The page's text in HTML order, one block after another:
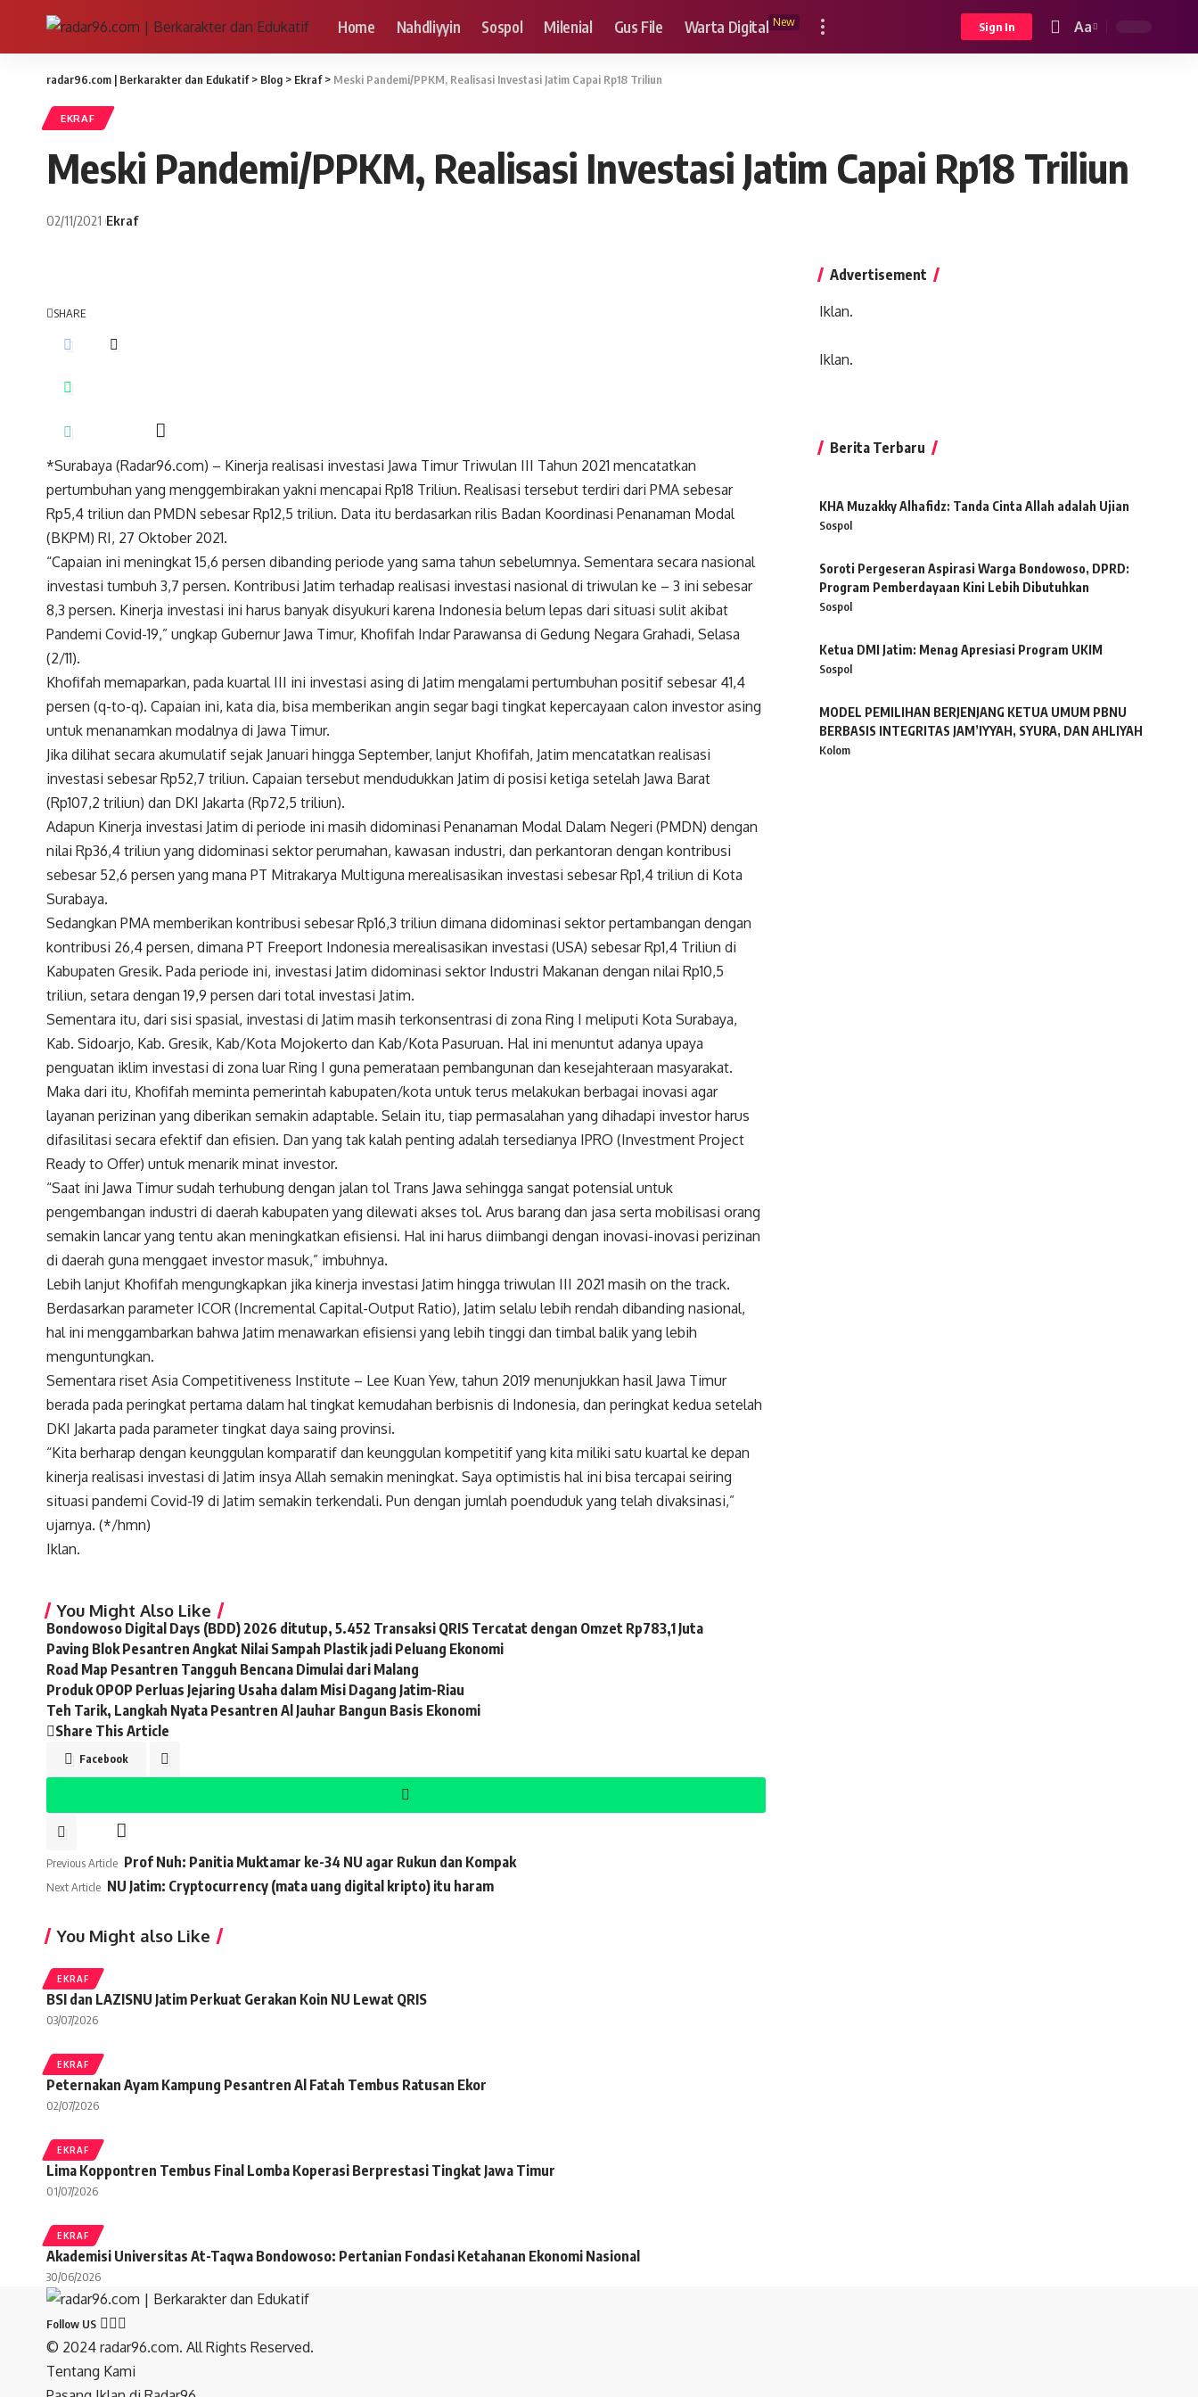
Home Nahdliyyin Sospol Milenial Gus File Warta Digital New Sign In
Font
Aa
radar96.com | Berkarakter dan Edukatif> Blog > Ekraf> Meski Pandemi/PPKM, Realisasi Investasi Jatim Capai Rp18 Triliun
EKRAF
Meski Pandemi/PPKM, Realisasi Investasi Jatim Capai Rp18 Triliun
02/11/2021 Ekraf
SHARE
*Surabaya (Radar96.com) – Kinerja realisasi investasi Jawa Timur Triwulan III Tahun 2021 mencatatkan
pertumbuhan yang menggembirakan yakni mencapai Rp18 Triliun. Realisasi tersebut terdiri dari PMA sebesar
Rp5,4 triliun dan PMDN sebesar Rp12,5 triliun. Data itu berdasarkan rilis Badan Koordinasi Penanaman Modal
(BKPM) RI, 27 Oktober 2021.
“Capaian ini meningkat 15,6 persen dibanding periode yang sama tahun sebelumnya. Sementara secara nasional
investasi tumbuh 3,7 persen. Kontribusi Jatim terhadap realisasi investasi nasional di triwulan ke – 3 ini sebesar
8,3 persen. Kinerja investasi ini harus banyak disyukuri karena Indonesia belum lepas dari situasi sulit akibat
Pandemi Covid-19,” ungkap Gubernur Jawa Timur, Khofifah Indar Parawansa di Gedung Negara Grahadi, Selasa
(2/11).
Khofifah memaparkan, pada kuartal III ini investasi asing di Jatim mengalami pertumbuhan positif sebesar 41,4
persen (q-to-q). Capaian ini, kata dia, bisa memberikan angin segar bagi tingkat kepercayaan calon investor asing
untuk menanamkan modalnya di Jawa Timur.
Jika dilihat secara akumulatif sejak Januari hingga September, lanjut Khofifah, Jatim mencatatkan realisasi
investasi sebesar Rp52,7 triliun. Capaian tersebut mendudukkan Jatim di posisi ketiga setelah Jawa Barat
(Rp107,2 triliun) dan DKI Jakarta (Rp72,5 triliun).
Adapun Kinerja investasi Jatim di periode ini masih didominasi Penanaman Modal Dalam Negeri (PMDN) dengan
nilai Rp36,4 triliun yang didominasi sektor perumahan, kawasan industri, dan perkantoran dengan kontribusi
sebesar 52,6 persen yang mana PT Mitrakarya Multiguna merealisasikan investasi sebesar Rp1,4 triliun di Kota
Surabaya.
Sedangkan PMA memberikan kontribusi sebesar Rp16,3 triliun dimana didominasi sektor pertambangan dengan
kontribusi 26,4 persen, dimana PT Freeport Indonesia merealisasikan investasi (USA) sebesar Rp1,4 Triliun di
Kabupaten Gresik. Pada periode ini, investasi Jatim didominasi sektor Industri Makanan dengan nilai Rp10,5
triliun, setara dengan 19,9 persen dari total investasi Jatim.
Sementara itu, dari sisi spasial, investasi di Jatim masih terkonsentrasi di zona Ring I meliputi Kota Surabaya,
Kab. Sidoarjo, Kab. Gresik, Kab/Kota Mojokerto dan Kab/Kota Pasuruan. Hal ini menuntut adanya upaya
penguatan iklim investasi di zona luar Ring I guna pemerataan pembangunan dan kesejahteraan masyarakat.
Maka dari itu, Khofifah meminta pemerintah kabupaten/kota untuk terus melakukan berbagai inovasi agar
layanan perizinan yang diberikan semakin adaptable. Selain itu, tiap permasalahan yang dihadapi investor harus
difasilitasi secara efektif dan efisien. Dan yang tak kalah penting adalah tersedianya IPRO (Investment Project
Ready to Offer) untuk menarik minat investor.
“Saat ini Jawa Timur sudah terhubung dengan jalan tol Trans Jawa sehingga sangat potensial untuk
pengembangan industri di daerah kabupaten yang dilewati akses tol. Arus barang dan jasa serta mobilisasi orang
semakin lancar yang tentu akan meningkatkan efisiensi. Hal ini harus diimbangi dengan inovasi-inovasi perizinan
di daerah guna menggaet investor masuk,” imbuhnya.
Lebih lanjut Khofifah mengungkapkan jika kinerja investasi Jatim hingga triwulan III 2021 masih on the track.
Berdasarkan parameter ICOR (Incremental Capital-Output Ratio), Jatim selalu lebih rendah dibanding nasional,
hal ini menggambarkan bahwa Jatim menawarkan efisiensi yang lebih tinggi dan timbal balik yang lebih
menguntungkan.
Sementara riset Asia Competitiveness Institute – Lee Kuan Yew, tahun 2019 menunjukkan hasil Jawa Timur
berada pada peringkat pertama dalam hal tingkat kemudahan berbisnis di Indonesia, dan peringkat kedua setelah
DKI Jakarta pada parameter tingkat daya saing provinsi.
“Kita berharap dengan keunggulan komparatif dan keunggulan kompetitif yang kita miliki satu kuartal ke depan
kinerja realisasi investasi di Jatim insya Allah semakin meningkat. Saya optimistis hal ini bisa tercapai seiring
situasi pandemi Covid-19 di Jatim semakin terkendali. Pun dengan jumlah poenduduk yang telah divaksinasi,”
ujarnya. (*/hmn)
Iklan.
You Might Also Like
Bondowoso Digital Days (BDD) 2026 ditutup, 5.452 Transaksi QRIS Tercatat dengan Omzet Rp783,1 Juta
Paving Blok Pesantren Angkat Nilai Sampah Plastik jadi Peluang Ekonomi
Road Map Pesantren Tangguh Bencana Dimulai dari Malang
Produk OPOP Perluas Jejaring Usaha dalam Misi Dagang Jatim-Riau
Teh Tarik, Langkah Nyata Pesantren Al Jauhar Bangun Basis Ekonomi
Share This Article
Facebook
Previous Article Prof Nuh: Panitia Muktamar ke-34 NU agar Rukun dan Kompak
Next Article NU Jatim: Cryptocurrency (mata uang digital kripto) itu haram
Advertisement
Iklan.
Iklan.
Berita Terbaru
KHA Muzakky Alhafidz: Tanda Cinta Allah adalah Ujian
Sospol
Soroti Pergeseran Aspirasi Warga Bondowoso, DPRD:
Program Pemberdayaan Kini Lebih Dibutuhkan
Sospol
Ketua DMI Jatim: Menag Apresiasi Program UKIM
Sospol
MODEL PEMILIHAN BERJENJANG KETUA UMUM PBNU
BERBASIS INTEGRITAS JAM’IYYAH, SYURA, DAN AHLIYAH
Kolom
You Might also Like
EKRAF
BSI dan LAZISNU Jatim Perkuat Gerakan Koin NU Lewat QRIS
03/07/2026
EKRAF
Peternakan Ayam Kampung Pesantren Al Fatah Tembus Ratusan Ekor
02/07/2026
EKRAF
Lima Koppontren Tembus Final Lomba Koperasi Berprestasi Tingkat Jawa Timur
01/07/2026
EKRAF
Akademisi Universitas At-Taqwa Bondowoso: Pertanian Fondasi Ketahanan Ekonomi Nasional
30/06/2026
Follow US
© 2024 radar96.com. All Rights Reserved.
Tentang Kami